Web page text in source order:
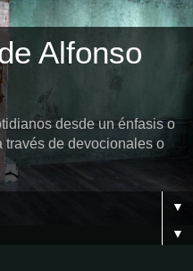
Alfonso
desde un énfasis o
través de devocionales o
▼
▼